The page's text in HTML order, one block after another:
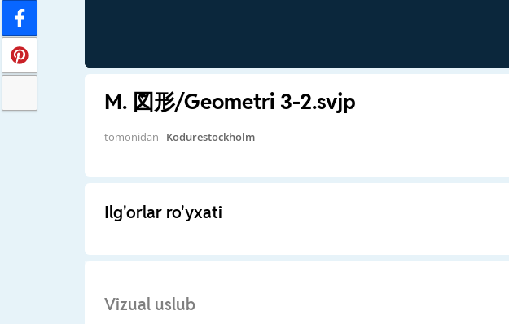
M. 図形/Geometri 3-2.svjp
tomonidan Kodurestockholm
Ilg'orlar ro'yxati
Vizual uslub